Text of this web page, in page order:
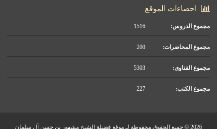
احصاءات الموقع
مجموع الدروس:
مجموع المحاضرات:
مجموع الفتاوى:
مجموع الكتب:
2026 © جميع الحقوق محفوظة لـ موقع فضيلة الشيخ مشهور بن حسن آل سلمان